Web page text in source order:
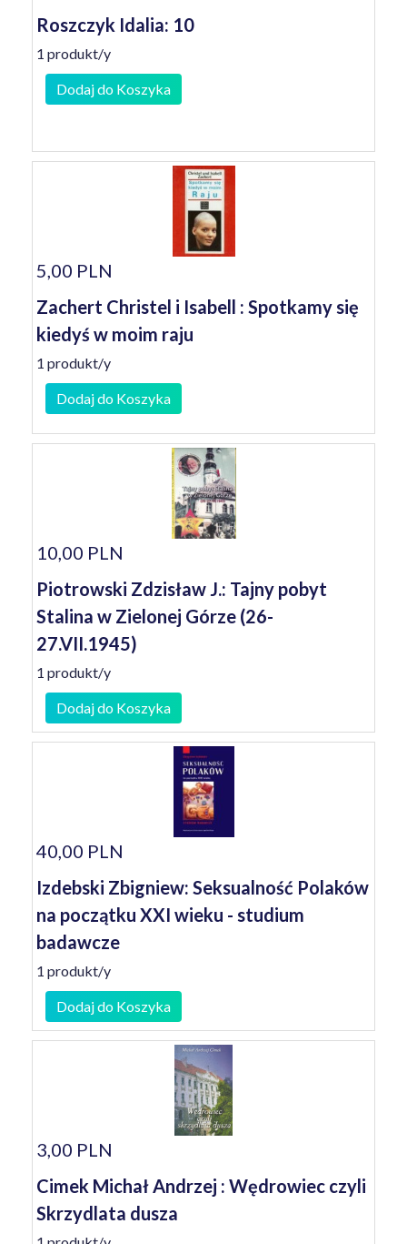
Roszczyk Idalia: 10
1 produkt/y
Dodaj do Koszyka
5,00 PLN
Zachert Christel i Isabell : Spotkamy się
kiedyś w moim raju
1 produkt/y
Dodaj do Koszyka
10,00 PLN
Piotrowski Zdzisław J.: Tajny pobyt
Stalina w Zielonej Górze (26-
27.VII.1945)
1 produkt/y
Dodaj do Koszyka
40,00 PLN
Izdebski Zbigniew: Seksualność Polaków
na początku XXI wieku - studium
badawcze
1 produkt/y
Dodaj do Koszyka
3,00 PLN
Cimek Michał Andrzej : Wędrowiec czyli
Skrzydlata dusza